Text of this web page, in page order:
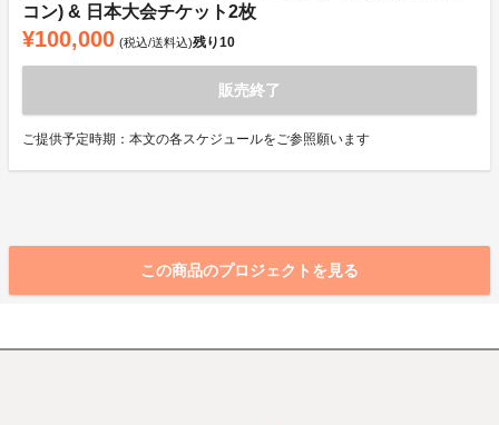
コン) & 日本大会チケット2枚
¥100,000 (税込/送料込)残り10
販売終了
ご提供予定時期：本文の各スケジュールをご参照願います
この商品のプロジェクトを見る